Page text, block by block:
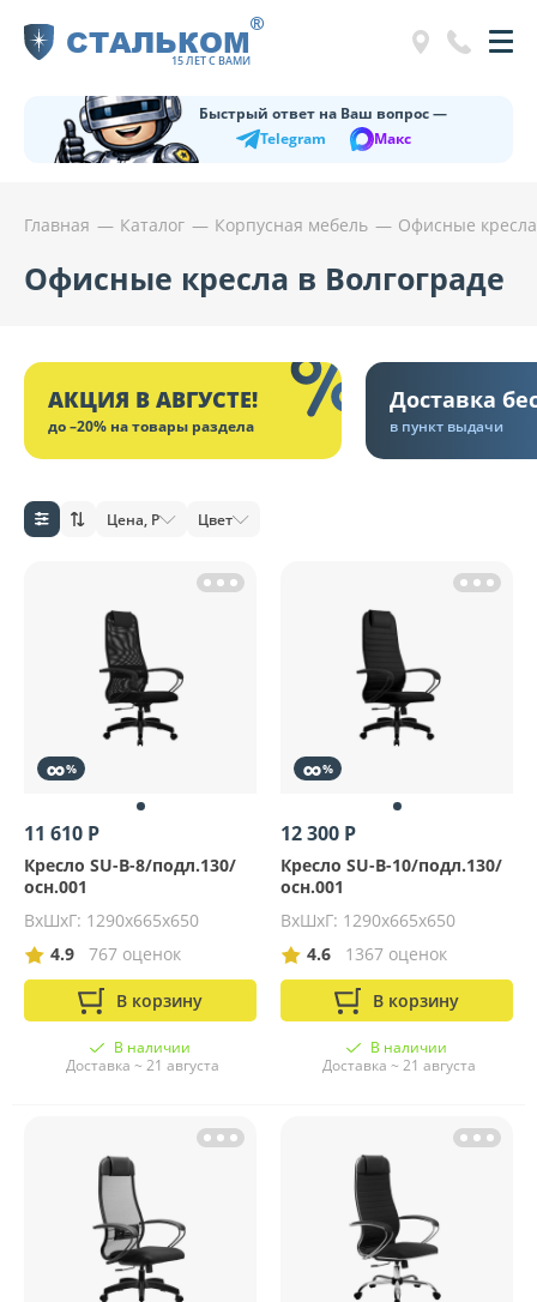
СТАЛЬКОМ
15 ЛЕТ С ВАМИ
®
Быстрый ответ на Ваш вопрос —
Telegram
Макс
Главная Каталог Корпусная мебель Офисные кресла
Офисные кресла в Волгограде
АКЦИЯ В АВГУСТЕ!
до –20% на товары раздела
Доставка
в пункт выдачи
Цена, Р Цвет
∞%
11 610 Р
Кресло SU-B-8/подл.130/
осн.001
ВхШхГ: 1290x665x650
4.9
767 оценок
В корзину
В наличии
Доставка ~ 21 августа
∞%
12 300 Р
Кресло SU-B-10/подл.130/
осн.001
ВхШхГ: 1290x665x650
4.6
1367 оценок
В корзину
В наличии
Доставка ~ 21 августа